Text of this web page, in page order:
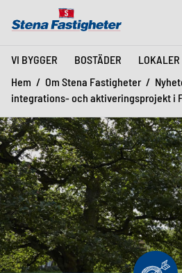
VI BYGGER BOSTÄDER LOKALER
Hem Om Stena Fastigheter
integrations- och aktiveringsprojekt i